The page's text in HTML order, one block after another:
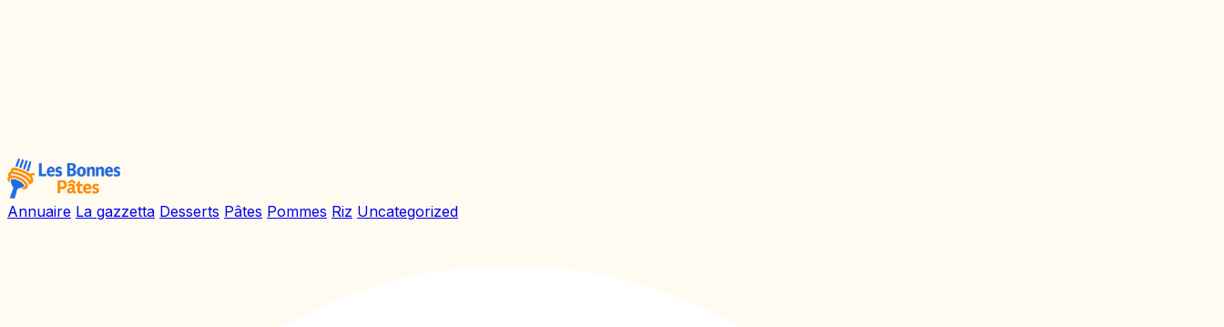
Annuaire La gazzetta Desserts Pâtes Pommes Riz Uncategorized